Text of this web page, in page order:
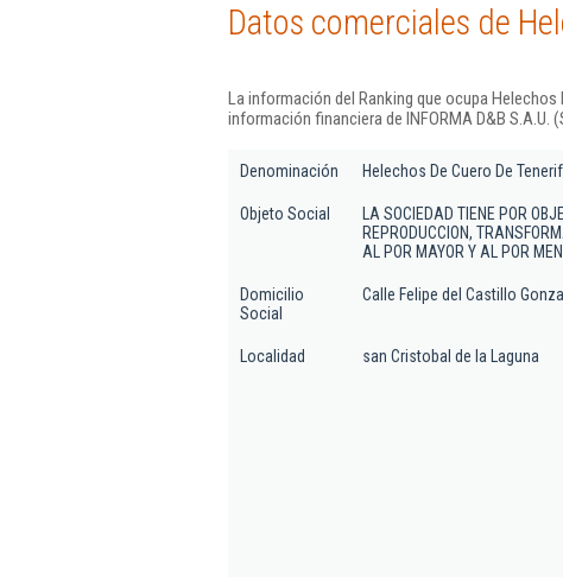
Datos comerciales de
La información del Ranking que ocupa Helechos
información financiera de INFORMA D&B S.A.U.
Denominación Helechos De Cuero De
Objeto Social
LA SOCIEDAD TIENE POR
REPRODUCCION,
AL POR MAYOR Y AL POR
Domicilio
Social
Calle Felipe del Castillo
Localidad san Cristobal de la Laguna